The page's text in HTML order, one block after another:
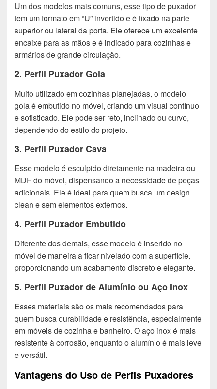
Um dos modelos mais comuns, esse tipo de puxador
tem um formato em “U” invertido e é fixado na parte
superior ou lateral da porta. Ele oferece um excelente
encaixe para as mãos e é indicado para cozinhas e
armários de grande circulação.
2. Perfil Puxador Gola
Muito utilizado em cozinhas planejadas, o modelo
gola é embutido no móvel, criando um visual contínuo
e sofisticado. Ele pode ser reto, inclinado ou curvo,
dependendo do estilo do projeto.
3. Perfil Puxador Cava
Esse modelo é esculpido diretamente na madeira ou
MDF do móvel, dispensando a necessidade de peças
adicionais. Ele é ideal para quem busca um design
clean e sem elementos externos.
4. Perfil Puxador Embutido
Diferente dos demais, esse modelo é inserido no
móvel de maneira a ficar nivelado com a superfície,
proporcionando um acabamento discreto e elegante.
5. Perfil Puxador de Alumínio ou Aço Inox
Esses materiais são os mais recomendados para
quem busca durabilidade e resistência, especialmente
em móveis de cozinha e banheiro. O aço inox é mais
resistente à corrosão, enquanto o alumínio é mais leve
e versátil.
Vantagens do Uso de Perfis Puxadores